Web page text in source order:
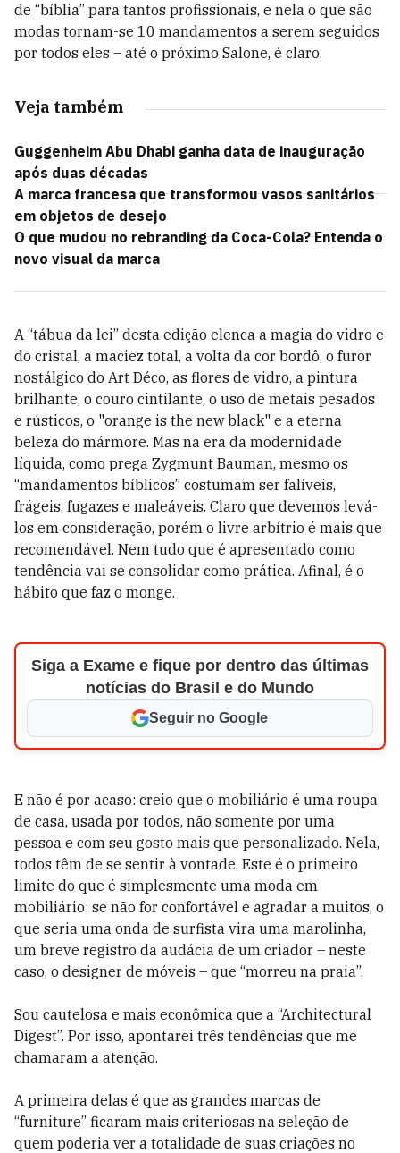
de “bíblia” para tantos profissionais, e nela o que são
modas tornam-se 10 mandamentos a serem seguidos
por todos eles – até o próximo Salone, é claro.
Veja também
Guggenheim Abu Dhabi ganha data de inauguração
após duas décadas
A marca francesa que transformou vasos sanitários
em objetos de desejo
O que mudou no rebranding da Coca-Cola? Entenda o
novo visual da marca
A “tábua da lei” desta edição elenca a magia do vidro e
do cristal, a maciez total, a volta da cor bordô, o furor
nostálgico do Art Déco, as flores de vidro, a pintura
brilhante, o couro cintilante, o uso de metais pesados
e rústicos, o "orange is the new black" e a eterna
beleza do mármore. Mas na era da modernidade
líquida, como prega Zygmunt Bauman, mesmo os
“mandamentos bíblicos” costumam ser falíveis,
frágeis, fugazes e maleáveis. Claro que devemos levá-
los em consideração, porém o livre arbítrio é mais que
recomendável. Nem tudo que é apresentado como
tendência vai se consolidar como prática. Afinal, é o
hábito que faz o monge.
Siga a Exame e fique por dentro das últimas
notícias do Brasil e do Mundo
Seguir no Google
E não é por acaso: creio que o mobiliário é uma roupa
de casa, usada por todos, não somente por uma
pessoa e com seu gosto mais que personalizado. Nela,
todos têm de se sentir à vontade. Este é o primeiro
limite do que é simplesmente uma moda em
mobiliário: se não for confortável e agradar a muitos, o
que seria uma onda de surfista vira uma marolinha,
um breve registro da audácia de um criador – neste
caso, o designer de móveis – que “morreu na praia”.
Sou cautelosa e mais econômica que a “Architectural
Digest”. Por isso, apontarei três tendências que me
chamaram a atenção.
A primeira delas é que as grandes marcas de
“furniture” ficaram mais criteriosas na seleção de
quem poderia ver a totalidade de suas criações no